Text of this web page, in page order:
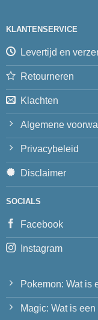
KLANTENSERVICE
Levertijd en
Retourneren
Klachten
Algemene
Privacybeleid
Disclaimer
SOCIALS
Facebook
Instagram
Pokemon: Wat is
Magic: Wat is